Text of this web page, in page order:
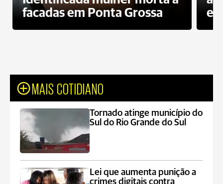
facadas em Ponta Grossa
MAIS COTIDIANO
Tornado atinge município do
Sul do Rio Grande do Sul
Lei que aumenta punição a
crimes digitais contra